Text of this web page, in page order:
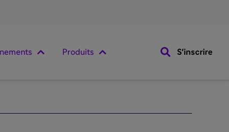
Produits S'inscrire